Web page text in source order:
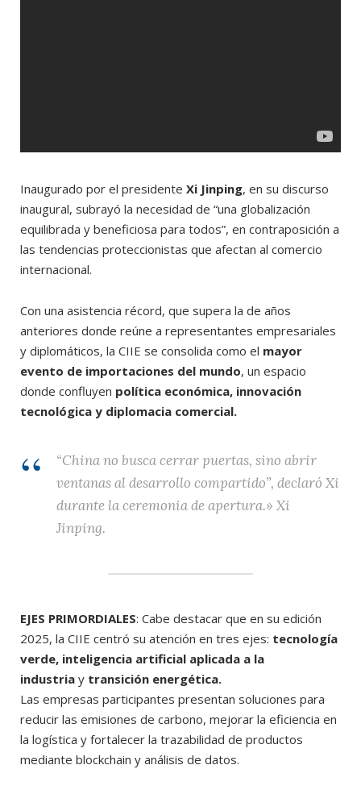
Inaugurado por el presidente Xi Jinping, en su discurso
inaugural, subrayó la necesidad de “una globalización
equilibrada y beneficiosa para todos”, en contraposición a
las tendencias proteccionistas que afectan al comercio
internacional.
Con una asistencia récord, que supera la de años
anteriores donde reúne a representantes empresariales
y diplomáticos, la CIIE se consolida como el mayor
evento de importaciones del mundo, un espacio
donde confluyen política económica, innovación
tecnológica y diplomacia comercial.
“China no busca cerrar puertas, sino abrir
ventanas al desarrollo compartido”, declaró Xi
durante la ceremonia de apertura.» Xi
Jinping.
EJES PRIMORDIALES: Cabe destacar que en su edición
2025, la CIIE centró su atención en tres ejes: tecnología
verde, inteligencia artificial aplicada a la
industria y transición energética.
Las empresas participantes presentan soluciones para
reducir las emisiones de carbono, mejorar la eficiencia en
la logística y fortalecer la trazabilidad de productos
mediante blockchain y análisis de datos.